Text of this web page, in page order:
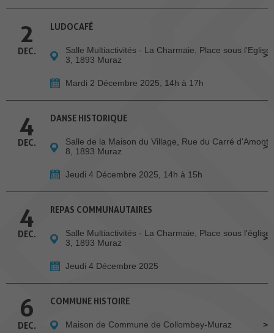
2
DEC.
LUDOCAFÉ
Salle Multiactivités - La Charmaie, Place sous l'Eglise
3, 1893 Muraz
Mardi 2 Décembre 2025, 14h à 17h
4
DEC.
DANSE HISTORIQUE
Salle de la Maison du Village, Rue du Carré d'Amont
8, 1893 Muraz
Jeudi 4 Décembre 2025, 14h à 15h
4
DEC.
REPAS COMMUNAUTAIRES
Salle Multiactivités - La Charmaie, Place sous l'église
3, 1893 Muraz
Jeudi 4 Décembre 2025
6
DEC.
COMMUNE HISTOIRE
Maison de Commune de Collombey-Muraz